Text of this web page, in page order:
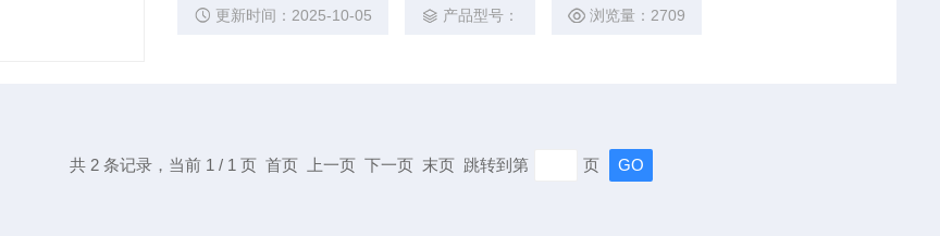
更新时间：2025-10-05 产品型号： 浏览量：2709
共 2 条记录，当前 1 / 1 页 首页 上一页 下一页 末页 跳转到第 页